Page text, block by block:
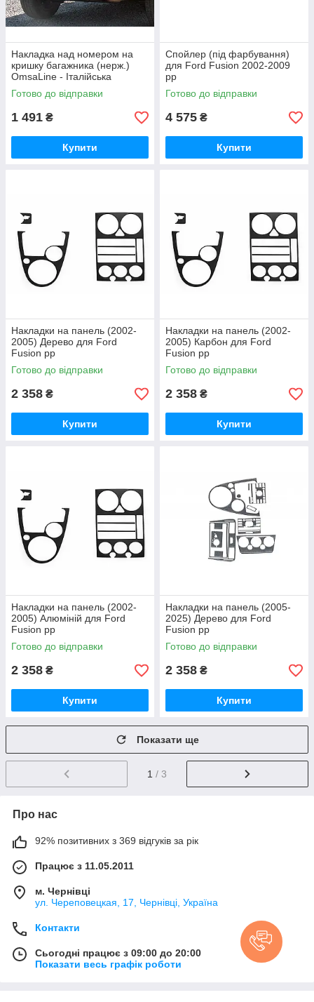
Накладка над номером на
кришку багажника (нерж.)
OmsaLine - Італійська
нержавійка для Ford Fusion
2002-2009 рр
Готово до відправки
1 491 ₴
Купити
Спойлер (під фарбування)
для Ford Fusion 2002-2009
рр
Готово до відправки
4 575 ₴
Купити
Накладки на панель (2002-
2005) Дерево для Ford
Fusion рр
Готово до відправки
2 358 ₴
Купити
Накладки на панель (2002-
2005) Карбон для Ford
Fusion рр
Готово до відправки
2 358 ₴
Купити
Накладки на панель (2002-
2005) Алюміній для Ford
Fusion рр
Готово до відправки
2 358 ₴
Купити
Накладки на панель (2005-
2025) Дерево для Ford
Fusion рр
Готово до відправки
2 358 ₴
Купити
Показати ще
1 / 3
Про нас
92% позитивних з 369 відгуків за рік
Працює з 11.05.2011
м. Чернівці
ул. Череповецкая, 17, Чернівці, Україна
Контакти
Сьогодні працює з 09:00 до 20:00
Показати весь графік роботи